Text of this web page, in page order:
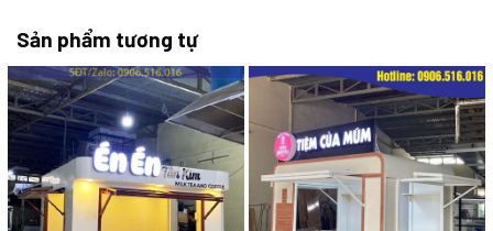
Sản phẩm tương tự